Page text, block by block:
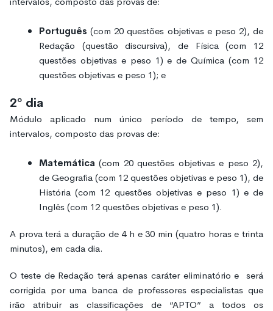
Português(com 20 questões objetivas e peso 2), de
Redação (questão discursiva), de Física (com 12
questões objetivas e peso 1) e de Química (com 12
questões objetivas e peso 1); e
2º dia
Módulo aplicado num único período de tempo, sem
intervalos, composto das provas de:
Matemática(com 20 questões objetivas e peso 2),
de Geografia (com 12 questões objetivas e peso 1), de
História (com 12 questões objetivas e peso 1) e de
Inglês (com 12 questões objetivas e peso 1).
A prova terá a duração de 4 h e 30 min (quatro horas e trinta
minutos), em cada dia.
O teste de Redação terá apenas caráter eliminatório e será
corrigida por uma banca de professores especialistas que
irão atribuir as classificações de “APTO” a todos os